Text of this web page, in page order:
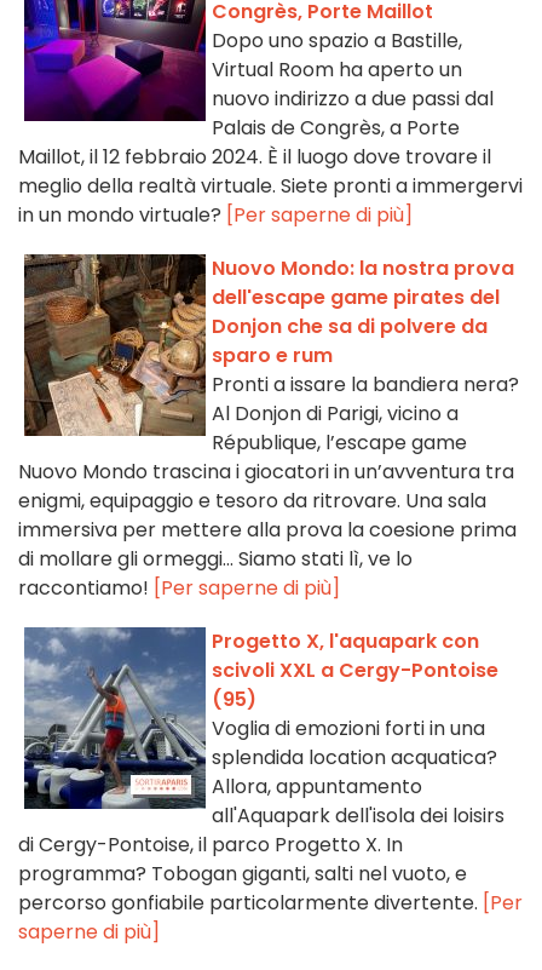
Congrès, Porte Maillot
Dopo uno spazio a Bastille,
Virtual Room ha aperto un
nuovo indirizzo a due passi dal
Palais de Congrès, a Porte
Maillot, il 12 febbraio 2024. È il luogo dove trovare il
meglio della realtà virtuale. Siete pronti a immergervi
in un mondo virtuale? [Per saperne di più]
Nuovo Mondo: la nostra prova
dell'escape game pirates del
Donjon che sa di polvere da
sparo e rum
Pronti a issare la bandiera nera?
Al Donjon di Parigi, vicino a
République, l’escape game
Nuovo Mondo trascina i giocatori in un’avventura tra
enigmi, equipaggio e tesoro da ritrovare. Una sala
immersiva per mettere alla prova la coesione prima
di mollare gli ormeggi... Siamo stati lì, ve lo
raccontiamo! [Per saperne di più]
Progetto X, l'aquapark con
scivoli XXL a Cergy-Pontoise
(95)
Voglia di emozioni forti in una
splendida location acquatica?
Allora, appuntamento
all'Aquapark dell'isola dei loisirs
di Cergy-Pontoise, il parco Progetto X. In
programma? Tobogan giganti, salti nel vuoto, e
percorso gonfiabile particolarmente divertente. [Per
saperne di più]